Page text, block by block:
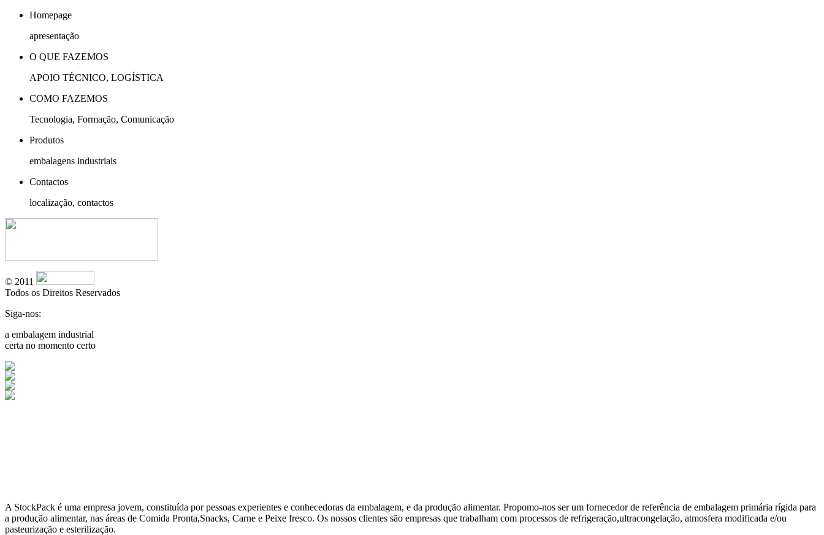
Homepage
apresentação
O QUE FAZEMOS
APOIO TÉCNICO, LOGÍSTICA
COMO FAZEMOS
Tecnologia, Formação, Comunicação
Produtos
embalagens industriais
Contactos
localização, contactos
© 2011
Todos os Direitos Reservados
Siga-nos:
a embalagem industrial
certa no momento certo
A StockPack é uma empresa jovem, constituída por pessoas experientes e conhecedoras da embalagem, e da produção alimentar. Propomo-nos ser um fornecedor de referência de embalagem primária rígida para
a produção alimentar, nas áreas de Comida Pronta,Snacks, Carne e Peixe fresco. Os nossos clientes são empresas que trabalham com processos de refrigeração,ultracongelação, atmosfera modificada e/ou
pasteurização e esterilização.